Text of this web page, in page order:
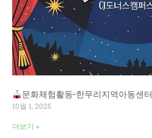
문화체험활동-한무리지역아동센터
10월 1, 2025
더보기 »